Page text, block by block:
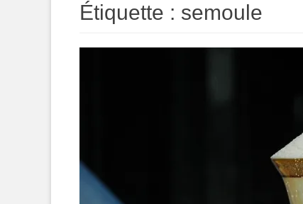
Étiquette : semoule